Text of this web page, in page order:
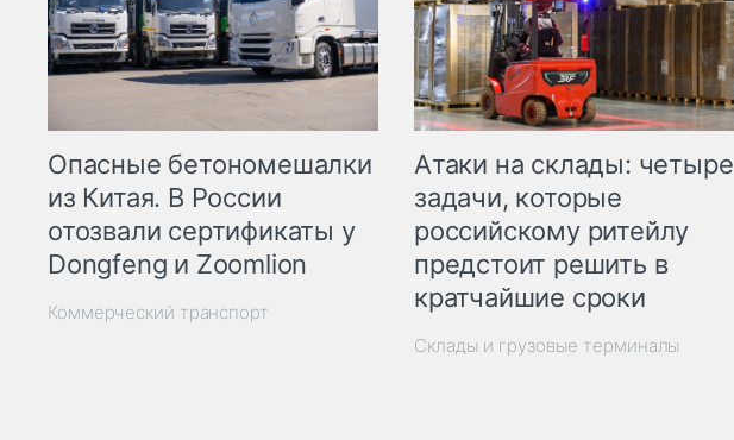
Опасные бетономешалки
из Китая. В России
отозвали сертификаты у
Dongfeng и Zoomlion
Коммерческий транспорт
Атаки на склады: четыре
задачи, которые
российскому ритейлу
предстоит решить в
кратчайшие сроки
Склады и грузовые терминалы